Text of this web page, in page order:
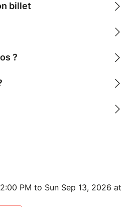
billet
?
PM to Sun Sep 13, 2026 at